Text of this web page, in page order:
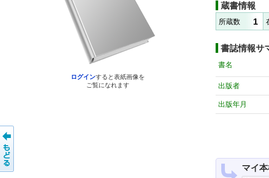
ログインすると表紙画像を
ご覧になれます
蔵書情報
所蔵数 1
書誌情報サ
書名
出版者
出版年月
マイ